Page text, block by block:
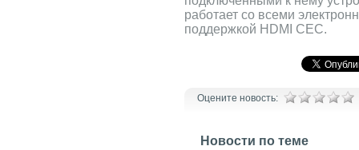
работает со всеми
поддержкой HDMI CEC.
Оцените новость:
Новости по теме